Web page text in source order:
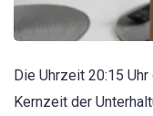
Die Uhrzeit 20:15
Kernzeit der